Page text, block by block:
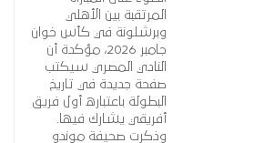
المرتقبة بين الأهلي
وبرشلونة في كأس خوان
جامبر 2026، مؤكدة أن
النادي المصري سيكتب
صفحة جديدة في تاريخ
البطولة باعتباره أول فريق
أفريقي يشارك فيها.
وذكرت صحيفة موندو